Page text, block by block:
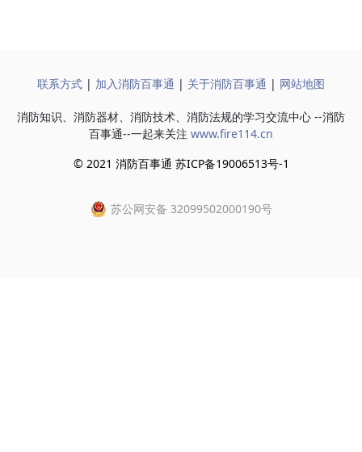
联系方式 | 加入消防百事通 | 关于消防百事通 | 网站地图
消防知识、消防器材、消防技术、消防法规的学习交流中心 --消防
百事通--一起来关注 www.fire114.cn
© 2021 消防百事通 苏ICP备19006513号-1
苏公网安备 32099502000190号